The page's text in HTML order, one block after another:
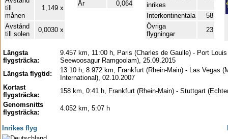
till
månen
1,149 x
Avstånd
till solen
0,0030 x
År
0,064
inrikes
Interkontinentala
58
Övriga
flygningar
23
Längsta
flygsträcka:
9.457 km, 11:00 h, Paris (Charles de Gaulle) - Port
Seewoosagur Ramgoolam), 25.09.2015
Längsta flygtid:
13:10 h, 8.972 km, Frankfurt (Rhein-Main) - Las Vegas
International), 02.10.2007
Kortast
flygsträcka:
158 km, 0:41 h, Frankfurt (Rhein-Main) - Stuttgart
Genomsnitts
flygsträcka:
4.052 km, 5:07 h
Inrikes flyg